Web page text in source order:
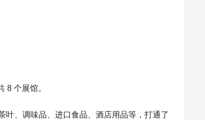
8 个展馆。
叶、调味品、进口食品、酒店用品等，打通了